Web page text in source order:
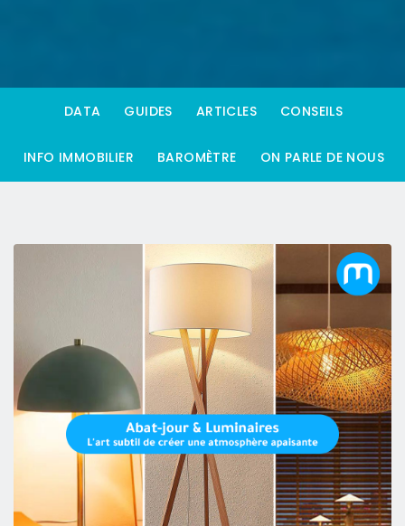
DATA GUIDES ARTICLES CONSEILS
INFO IMMOBILIER BAROMÈTRE ON PARLE DE NOUS